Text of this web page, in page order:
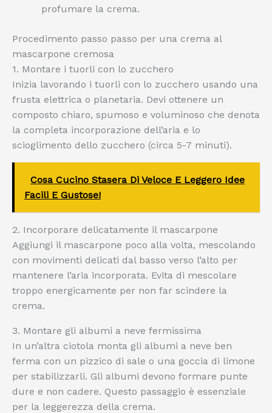
profumare la crema.
Procedimento passo passo per una crema al
mascarpone cremosa
1. Montare i tuorli con lo zucchero
Inizia lavorando i tuorli con lo zucchero usando una
frusta elettrica o planetaria. Devi ottenere un
composto chiaro, spumoso e voluminoso che denota
la completa incorporazione dell’aria e lo
scioglimento dello zucchero (circa 5-7 minuti).
Cosa Cucino Stasera Di Veloce E Leggero Idee
Facili E Gustose!
2. Incorporare delicatamente il mascarpone
Aggiungi il mascarpone poco alla volta, mescolando
con movimenti delicati dal basso verso l’alto per
mantenere l’aria incorporata. Evita di mescolare
troppo energicamente per non far scindere la
crema.
3. Montare gli albumi a neve fermissima
In un’altra ciotola monta gli albumi a neve ben
ferma con un pizzico di sale o una goccia di limone
per stabilizzarli. Gli albumi devono formare punte
dure e non cadere. Questo passaggio è essenziale
per la leggerezza della crema.